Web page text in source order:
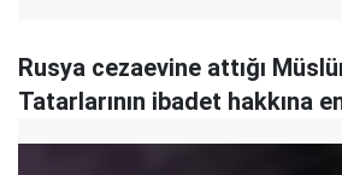
Rusya cezaevine attığı
Tatarlarının ibadet hakkına